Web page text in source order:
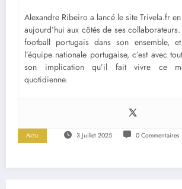
Alexandre Ribeiro a lancé le site Trivela.fr
aujourd’hui aux côtés de ses
football portugais dans son ensemble,
l’équipe nationale portugaise, c’est avec
son implication qu’il fait vivre ce
quotidienne.
Actu 3 Juillet 2025 0 Commentaires